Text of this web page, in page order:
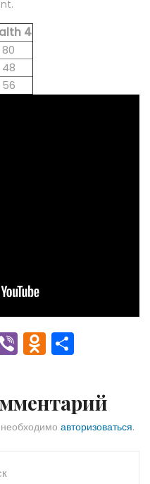
4
80
48
56
Vi
b
O
d
o
kl
а
в
авторизоваться.